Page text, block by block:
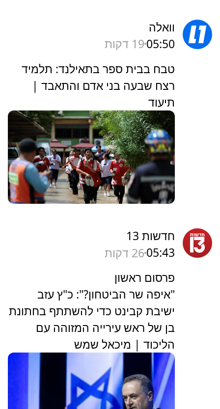
וואלה
05:5019 דקות
טבח בבית ספר בתאילנד: תלמיד
רצח שבעה בני אדם והתאבד |
תיעוד
חדשות 13
05:4326 דקות
פרסום ראשון
"איפה שר הביטחון?": כ"ץ עזב
ישיבת קבינט כדי להשתתף בחתונת
בן של ראש עירייה המזוהה עם
הליכוד | מיכאל שמש